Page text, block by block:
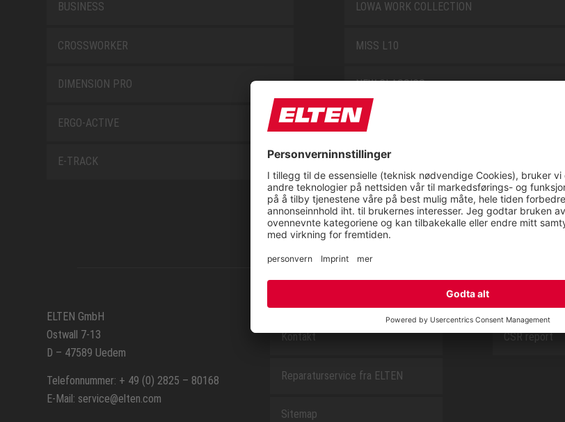
BUSINESS
CROSSWORKER
DIMENSION PRO
ERGO-ACTIVE
E-TRACK
LOWA WORK COLLECTION
MISS L10
NEW CLASSICS
NOVA
RETRO
SAFEGUARD
ELTEN GmbH
Ostwall 7-13
D – 47589 Uedem
Telefonnummer: + 49 (0) 2825 – 80168
E-Mail: service@elten.com
SERVICE
Kontakt
Reparaturservice fra ELTEN
Sitemap
OM OSS
CSR report